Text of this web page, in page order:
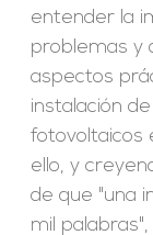
entender la
problemas y
aspectos
instalación
fotovoltaicos
ello, y
de que "una
mil